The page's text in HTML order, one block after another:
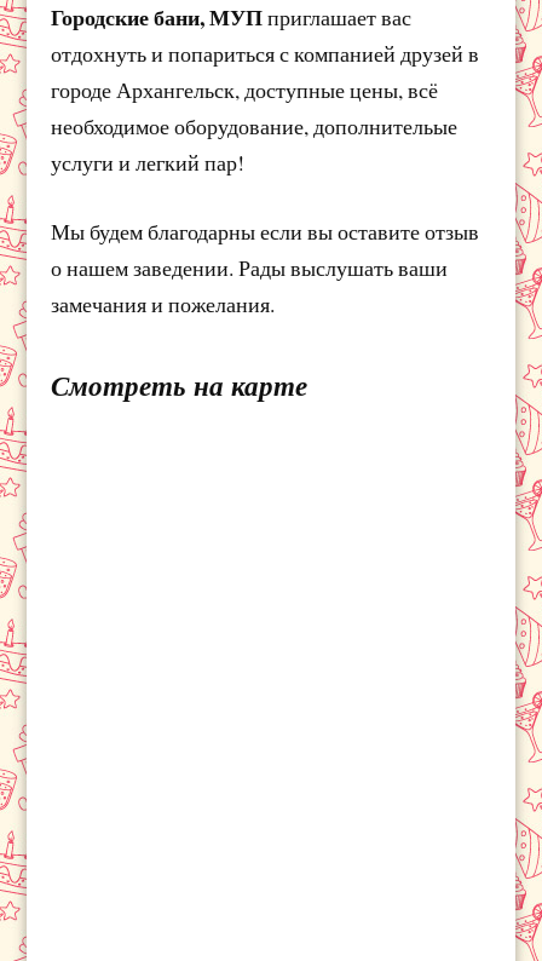
Городские бани, МУПприглашает вас
отдохнуть и попариться с компанией друзей в
городе Архангельск, доступные цены, всё
необходимое оборудование, дополнительые
услуги и легкий пар!
Мы будем благодарны если вы оставите отзыв
о нашем заведении. Рады выслушать ваши
замечания и пожелания.
Смотреть на карте